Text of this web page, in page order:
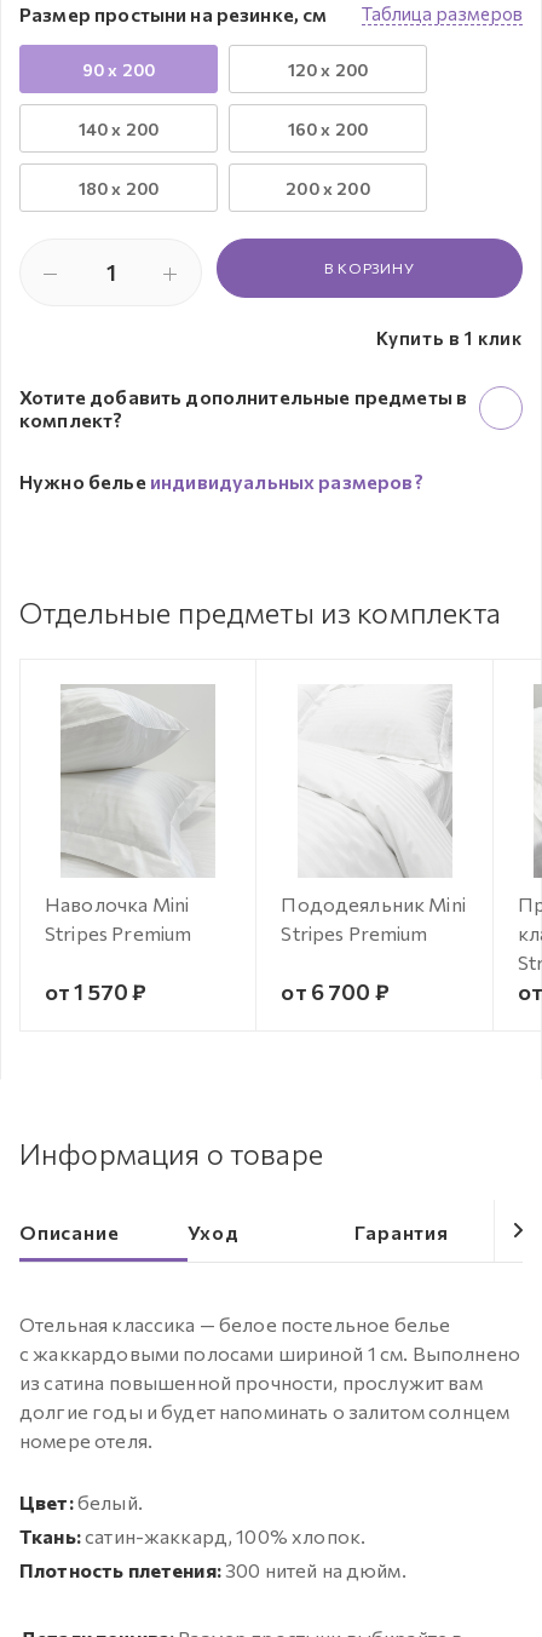
Таблица размеров
Размер простыни на резинке, см
90 x 200 120 x 200
140 x 200 160 x 200
180 x 200 200 x 200
В КОРЗИНУ
Купить в 1 клик
Хотите добавить дополнительные предметы в
комплект?
Нужно белье индивидуальных размеров?
Отдельные предметы из комплекта
Наволочка Mini
Stripes Premium
от 1 570 ₽
Пододеяльник Mini
Stripes Premium
от 6 700 ₽
Информация о товаре
Описание Уход Гарантия
Отельная классика — белое постельное белье
с жаккардовыми полосами шириной 1 см. Выполнено
из сатина повышенной прочности, прослужит вам
долгие годы и будет напоминать о залитом солнцем
номере отеля.
Цвет:белый.
Ткань:сатин-жаккард, 100% хлопок.
Плотность плетения:300 нитей на дюйм.